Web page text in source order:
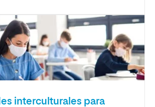
interculturales para